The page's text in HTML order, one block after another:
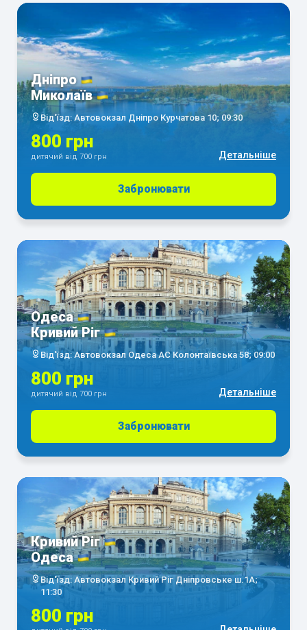
Дніпро
Миколаїв
Від'їзд: Автовокзал Дніпро Курчатова 10; 09:30
800 грн
дитячий від 700 грн Детальніше
Забронювати
Одеса
Кривий Ріг
Від'їзд: Автовокзал Одеса АС Колонтаївська 58; 09:00
800 грн
дитячий від 700 грн Детальніше
Забронювати
Кривий Ріг
Одеса
Від'їзд: Автовокзал Кривий Ріг Дніпровське ш.1А;
11:30
800 грн